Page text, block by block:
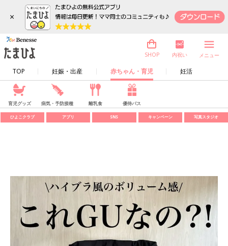
×
TOP 妊娠・出産 赤ちゃん・育児 妊活
SHOP 内祝い メニュー
育児グッズ 病気・予防接種 離乳食 優待パス
ひよこクラブ アプリ SNS キャンペーン 写真スタジオ